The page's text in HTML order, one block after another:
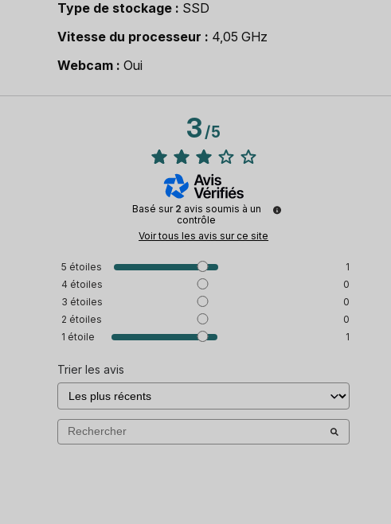
Type de stockage
SSD
Vitesse du processeur
4,05 GHz
Webcam
Oui
3/5
Basé sur 2 avis soumis à un
contrôle
Voir tous les avis sur ce site
5 étoiles
1
4 étoiles
0
3 étoiles
0
2 étoiles
0
1 étoile 1
Trier les avis